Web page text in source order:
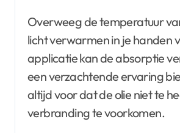
Overweeg de temperatuur
licht verwarmen in je handen
applicatie kan de absorptie
een verzachtende ervaring
altijd voor dat de olie niet te
verbranding te voorkomen.